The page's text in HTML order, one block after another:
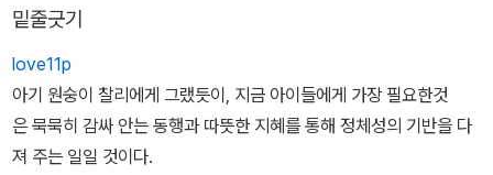
공원 관리소에 만난 흰 줄 원숭이는 찰리에게 사람의 세상에 대해 들
려준다. 그리고 찰리가 살았던 숲도 결국은 사람의 세상이라는 것을
깨우쳐준다. 따라서 사람을 이기는 것보다 살아남는 게 중요한 것임
을 일러준다. 그 뒤 찰리는 일곱 살배기 남자아이 손에 이끌려 사람의
집으로 향한다.
밑줄긋기
love11p
아기 원숭이 찰리에게 그랬듯이, 지금 아이들에게 가장 필요한것
은 묵묵히 감싸 안는 동행과 따뜻한 지혜를 통해 정체성의 기반을 다
져 주는 일일 것이다.